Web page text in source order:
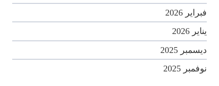
فبراير 2026
يناير 2026
ديسمبر 2025
نوفمبر 2025